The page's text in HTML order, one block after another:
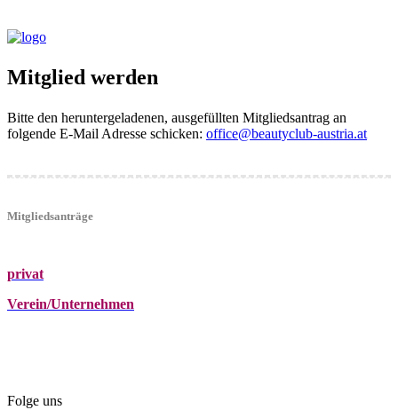
Mitglied werden
Bitte den heruntergeladenen, ausgefüllten Mitgliedsantrag an
folgende E-Mail Adresse schicken: office@beautyclub-austria.at
Mitgliedsanträge
privat
Verein/Unternehmen
Folge uns